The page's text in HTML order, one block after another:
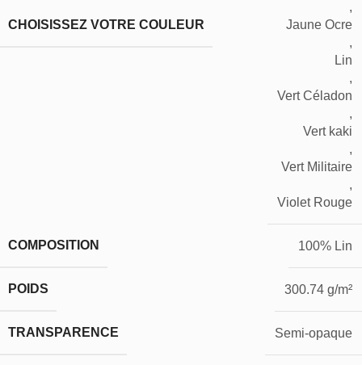
CHOISISSEZ VOTRE COULEUR
,
Jaune Ocre
,
Lin
,
Vert Céladon
,
Vert kaki
,
Vert Militaire
,
Violet Rouge
COMPOSITION 100% Lin
POIDS 300.74 g/m²
TRANSPARENCE Semi-opaque